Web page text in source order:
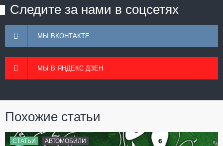
Следите за нами в соцсетях
МЫ ВКОНТАКТЕ
МЫ В ЯНДЕКС ДЗЕН
Похожие статьи
СТАТЬИ АВТОМОБИЛИ